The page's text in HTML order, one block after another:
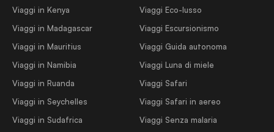
Viaggi in Kenya
Viaggi in Madagascar
Viaggi in Mauritius
Viaggi in Namibia
Viaggi in Ruanda
Viaggi in Seychelles
Viaggi in Sudafrica
Viaggi Eco-lusso
Viaggi Escursionismo
Viaggi Guida autonoma
Viaggi Luna di miele
Viaggi Safari
Viaggi Safari in aereo
Viaggi Senza malaria